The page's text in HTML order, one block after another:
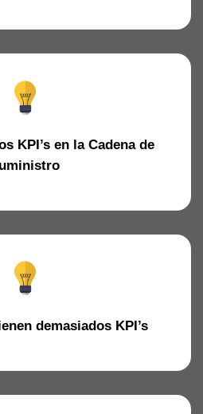
KPI’s en la Cadena de
demasiados KPI’s